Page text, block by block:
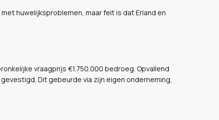
huwelijksproblemen, maar feit is dat Erland en
vraagprijs €1.750.000 bedroeg. Opvallend
Dit gebeurde via zijn eigen onderneming,